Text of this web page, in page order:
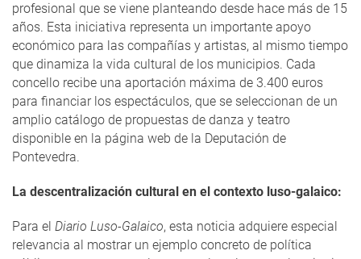
profesional que se viene planteando desde hace más de 15
años. Esta iniciativa representa un importante apoyo
económico para las compañías y artistas, al mismo tiempo
que dinamiza la vida cultural de los municipios. Cada
concello recibe una aportación máxima de 3.400 euros
para financiar los espectáculos, que se seleccionan de un
amplio catálogo de propuestas de danza y teatro
disponible en la página web de la Deputación de
Pontevedra.
La descentralización cultural en el contexto luso-galaico:
Para el Diario Luso-Galaico, esta noticia adquiere especial
relevancia al mostrar un ejemplo concreto de política